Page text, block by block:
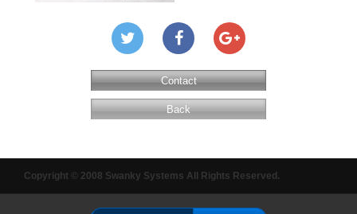
Contact
Back
Copyright © 2008 Swanky Systems All Rights Reserved.